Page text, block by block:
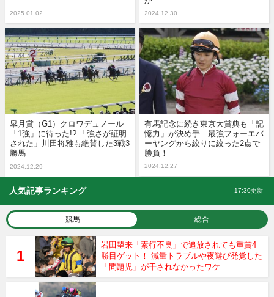
2025.01.02 2024.12.30
皐月賞（G1）クロワデュノール
「1強」に待った!? 「強さが証明
された」川田将雅も絶賛した3戦3
勝馬
2024.12.29
有馬記念に続き東京大賞典も「記
憶力」が決め手…最強フォーエバ
ーヤングから絞りに絞った2点で
勝負！
2024.12.27
人気記事ランキング 17:30更新
競馬 総合
岩田望来「素行不良」で追放されても重賞4
勝目ゲット！ 減量トラブルや夜遊び発覚した
「問題児」が干されなかったワケ